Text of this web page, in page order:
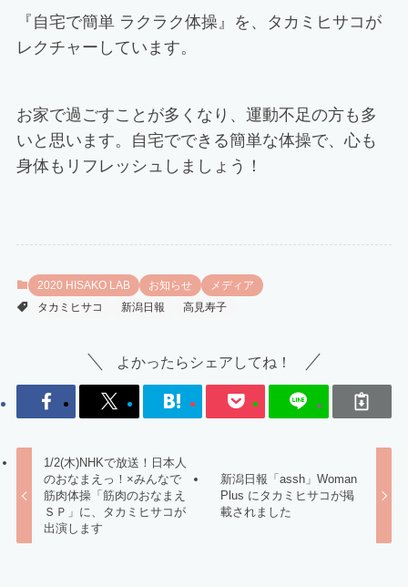
『自宅で簡単 ラクラク体操』を、タカミヒサコが
レクチャーしています。
お家で過ごすことが多くなり、運動不足の方も多
いと思います。自宅でできる簡単な体操で、心も
身体もリフレッシュしましょう！
2020 HISAKO LAB お知らせ
メディア
タカミヒサコ
新潟日報 高見寿子
よかったらシェアしてね！
1/2(木)NHKで放送！日本人
のおなまえっ！×みんなで
筋肉体操「筋肉のおなまえ
ＳＰ」に、タカミヒサコが
出演します
新潟日報「assh」Woman
Plus にタカミヒサコが掲
載されました